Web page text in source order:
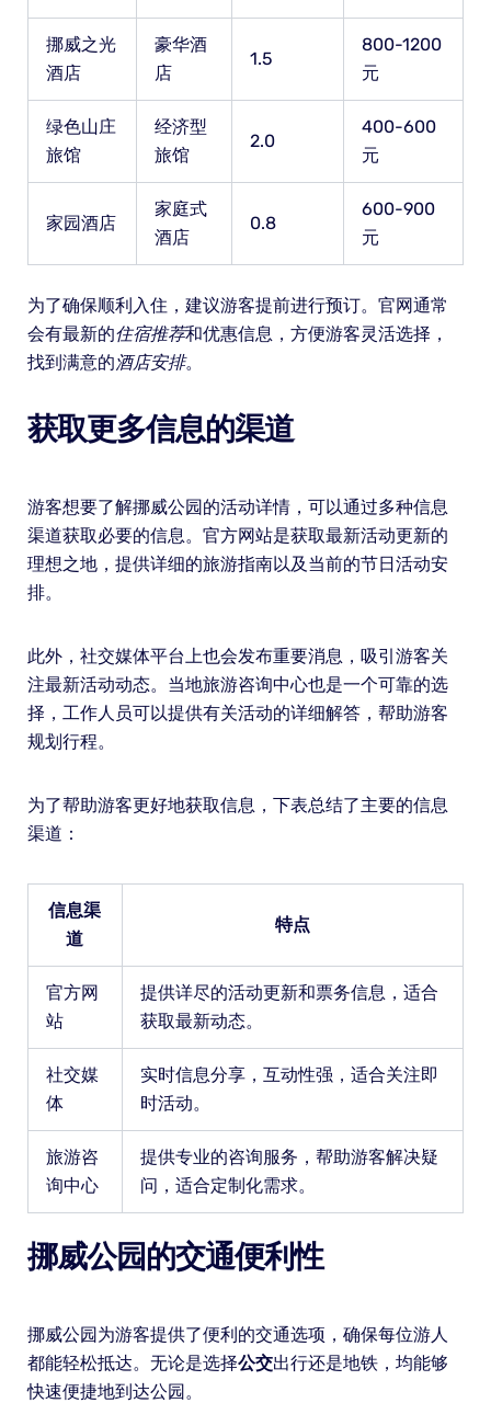
挪威之光
酒店
豪华酒
店
1.5
800-1200
元
绿色山庄
旅馆
经济型
旅馆
2.0
400-600
元
家园酒店
家庭式
酒店
0.8
600-900
元
为了确保顺利入住，建议游客提前进行预订。官网通常
会有最新的住宿推荐和优惠信息，方便游客灵活选择，
找到满意的酒店安排。
获取更多信息的渠道
游客想要了解挪威公园的活动详情，可以通过多种信息
渠道获取必要的信息。官方网站是获取最新活动更新的
理想之地，提供详细的旅游指南以及当前的节日活动安
排。
此外，社交媒体平台上也会发布重要消息，吸引游客关
注最新活动动态。当地旅游咨询中心也是一个可靠的选
择，工作人员可以提供有关活动的详细解答，帮助游客
规划行程。
为了帮助游客更好地获取信息，下表总结了主要的信息
渠道：
信息渠
道
特点
官方网
站
提供详尽的活动更新和票务信息，适合
获取最新动态。
社交媒
体
实时信息分享，互动性强，适合关注即
时活动。
旅游咨
询中心
提供专业的咨询服务，帮助游客解决疑
问，适合定制化需求。
挪威公园的交通便利性
挪威公园为游客提供了便利的交通选项，确保每位游人
都能轻松抵达。无论是选择公交出行还是地铁，均能够
快速便捷地到达公园。